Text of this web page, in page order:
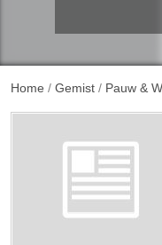
Home / Gemist / Pauw &